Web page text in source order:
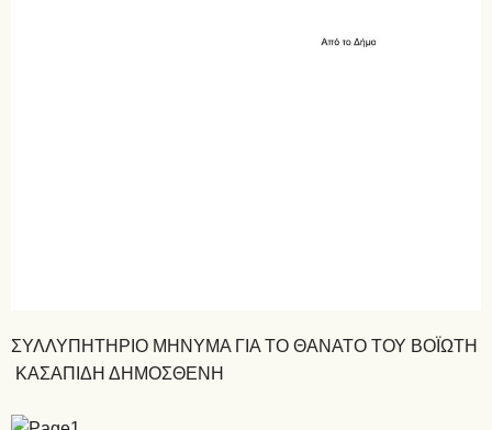
ΣΥΛΛΥΠΗΤΗΡΙΟ ΜΗΝΥΜΑ ΓΙΑ ΤΟ ΘΑΝΑΤΟ ΤΟΥ ΒΟΪΩΤΗ
ΚΑΣΑΠΙΔΗ ΔΗΜΟΣΘΕΝΗ